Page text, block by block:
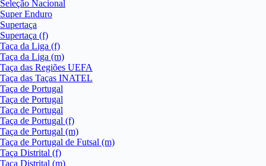
Seleção Nacional
Super Enduro
Supertaça
Supertaça (f)
Taça da Liga (f)
Taça da Liga (m)
Taça das Regiões UEFA
Taça das Taças INATEL
Taça de Portugal
Taça de Portugal
Taça de Portugal
Taça de Portugal (f)
Taça de Portugal (m)
Taça de Portugal de Futsal (m)
Taça Distrital (f)
Taça Distrital (m)